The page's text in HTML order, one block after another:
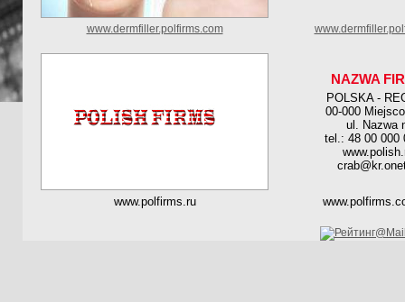
www.dermfiller.polfirms.com
NAZWA
POLSKA -
00-000
ul. Nazwa
tel.: 48 00 000
www.polfirms.ru